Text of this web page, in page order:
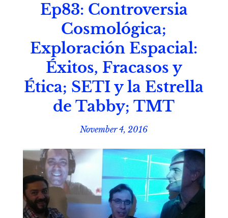
Ep83: Controversia
Cosmológica;
Exploración Espacial:
Éxitos, Fracasos y
Ética; SETI y la Estrella
de Tabby; TMT
November 4, 2016